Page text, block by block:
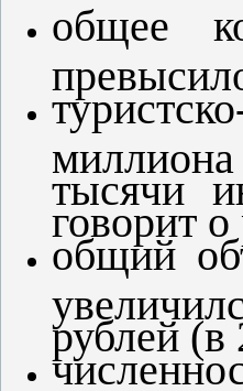
общее
миллиона
тысячи
говорит о
общий
рублей (в